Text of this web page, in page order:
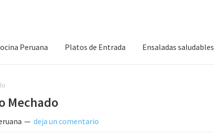
Peruana Platos de Entrada Ensaladas saludables
Mechado
deja un comentario